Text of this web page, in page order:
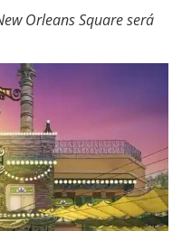
Orleans Square será